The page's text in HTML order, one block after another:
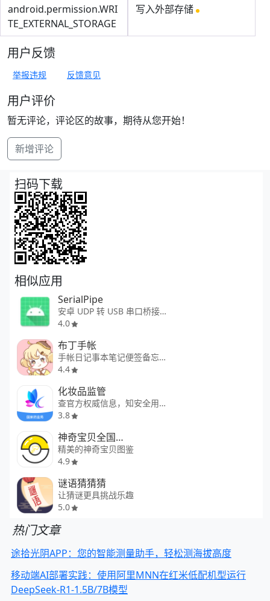
android.permission.WRI
TE_EXTERNAL_STORAGE
写入外部存储
用户反馈
举报违规 反馈意见
用户评价
暂无评论，评论区的故事，期待从您开始！
新增评论
扫码下载
相似应用
SerialPipe
安卓 UDP 转 USB 串口桥接工具
4.0
布丁手帐
手帐日记事本笔记便签备忘录
4.4
化妆品监管
查官方权威信息，知安全用妆知识
3.8
神奇宝贝全国图鉴
精美的神奇宝贝图鉴
4.9
谜语猜猜猜
让猜谜更具挑战乐趣
5.0
热门文章
途拾光阴APP：您的智能测量助手，轻松测海拔高度
移动端AI部署实践：使用阿里MNN在红米低配机型运行
DeepSeek-R1-1.5B/7B模型